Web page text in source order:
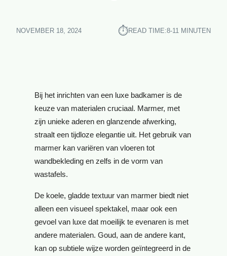
NOVEMBER 18, 2024 ⏱︎READ TIME:8-11 MINUTEN
Bij het inrichten van een luxe badkamer is de
keuze van materialen cruciaal. Marmer, met
zijn unieke aderen en glanzende afwerking,
straalt een tijdloze elegantie uit. Het gebruik van
marmer kan variëren van vloeren tot
wandbekleding en zelfs in de vorm van
wastafels.
De koele, gladde textuur van marmer biedt niet
alleen een visueel spektakel, maar ook een
gevoel van luxe dat moeilijk te evenaren is met
andere materialen. Goud, aan de andere kant,
kan op subtiele wijze worden geïntegreerd in de